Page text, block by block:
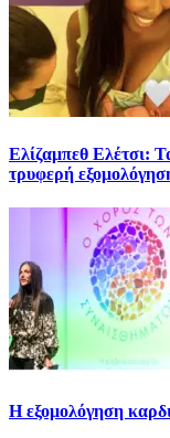
Ελίζαμπεθ Ελέτσι:
τρυφερή
Η εξομολόγηση